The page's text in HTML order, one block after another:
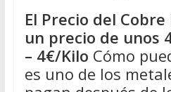
El Precio del
un precio de unos
– 4€/Kilo Cómo
es uno de los